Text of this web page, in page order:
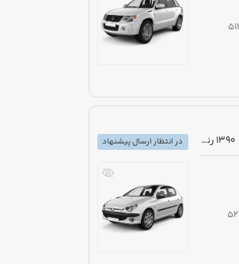
مزایده دولتی خودرو پژو 206 مدل 1390 رنگ سفید
در انتظار ارسال پیشنهاد